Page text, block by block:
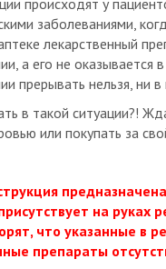
заболеваниями,
лекарственный
а его не оказывается
прерывать нельзя, ни в
в такой ситуации?!
или покупать за
на руках
что указанные в
препараты